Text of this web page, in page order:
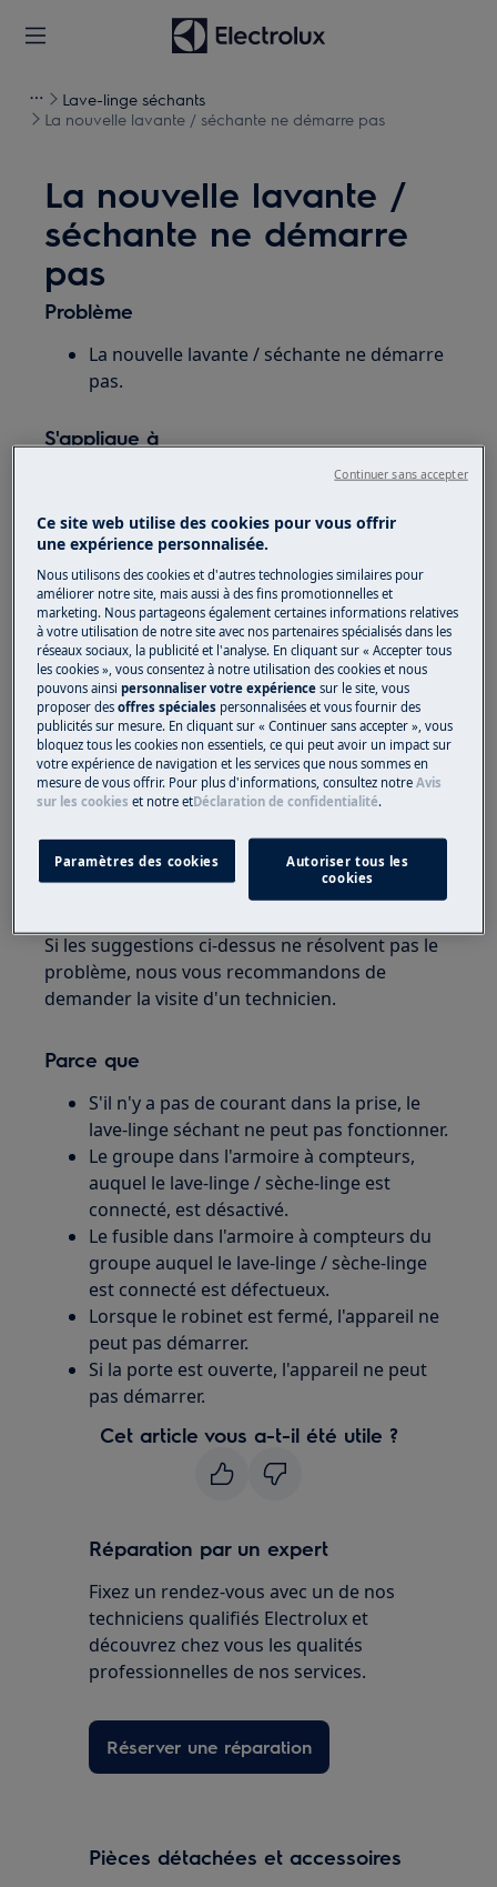
Lave-linge séchants
La nouvelle lavante / séchante ne démarre pas
La nouvelle lavante /
séchante ne démarre
pas
Problème
La nouvelle lavante / séchante ne démarre
pas.
S'applique à
Combinaison lavante / séchante
Solution
Vérifiez s'il y a du courant dans la prise en
branchant un autre appareil ou une lampe
de table.
Allumez le groupe dans l'armoire à
compteurs auquel le combiné laveuse /
sécheuse est connecté.
Vérifiez le fusible dans l'armoire à
compteurs du groupe auquel la laveuse /
sécheuse est connectée.
Fermez la porte de l'appareil.
Contactez notre service après-vente pour
Si les suggestions ci-dessus ne résolvent pas le
problème, nous vous recommandons de
demander la visite d'un technicien.
Parce que
S'il n'y a pas de courant dans la prise, le
lave-linge séchant ne peut pas fonctionner.
Le groupe dans l'armoire à compteurs,
auquel le lave-linge / sèche-linge est
connecté, est désactivé.
Le fusible dans l'armoire à compteurs du
groupe auquel le lave-linge / sèche-linge
est connecté est défectueux.
Lorsque le robinet est fermé, l'appareil ne
peut pas démarrer.
Si la porte est ouverte, l'appareil ne peut
pas démarrer.
Cet article vous a-t-il été utile ?
Réparation par un expert
Fixez un rendez-vous avec un de nos
techniciens qualifiés Electrolux et
découvrez chez vous les qualités
professionnelles de nos services.
Réserver une réparation
Pièces détachées et accessoires
Ce site web utilise des cookies pour vous offrir
une expérience personnalisée.
Nous utilisons des cookies et d'autres technologies similaires pour
améliorer notre site, mais aussi à des fins promotionnelles et
marketing. Nous partageons également certaines informations relatives
à votre utilisation de notre site avec nos partenaires spécialisés dans les
réseaux sociaux, la publicité et l'analyse. En cliquant sur « Accepter tous
les cookies », vous consentez à notre utilisation des cookies et nous
pouvons ainsipersonnaliser votre expériencesur le site, vous
proposer desoffres spéciales personnalisées et vous fournir des
publicités sur mesure. En cliquant sur « Continuer sans accepter », vous
bloquez tous les cookies non essentiels, ce qui peut avoir un impact sur
votre expérience de navigation et les services que nous sommes en
mesure de vous offrir. Pour plus d'informations, consultez notreAvis
sur les cookies et notreetDéclaration de confidentialité.
Paramètres des cookies
Autoriser tous les
cookies
Continuer sans accepter